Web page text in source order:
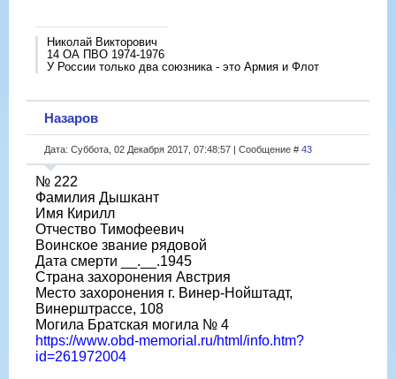
Николай Викторович
14 ОА ПВО 1974-1976
У России только два союзника - это Армия и Флот
Назаров
Дата: Суббота, 02 Декабря 2017, 07:48:57 | Сообщение # 43
№ 222
Фамилия Дышкант
Имя Кирилл
Отчество Тимофеевич
Воинское звание рядовой
Дата смерти __.__.1945
Страна захоронения Австрия
Место захоронения г. Винер-Нойштадт,
Винерштрассе, 108
Могила Братская могила № 4
https://www.obd-memorial.ru/html/info.htm?
id=261972004